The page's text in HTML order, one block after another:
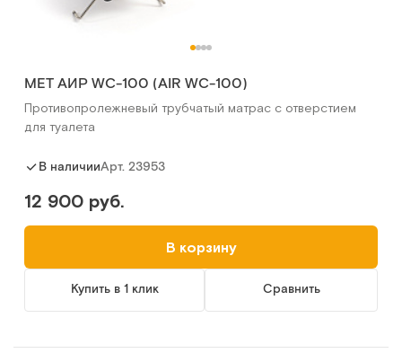
MET АИР WC-100 (AIR WC-100)
Противопролежневый трубчатый матрас с отверстием
для туалета
В наличииАрт. 23953
12 900 руб.
В корзину
Купить в 1 клик Сравнить